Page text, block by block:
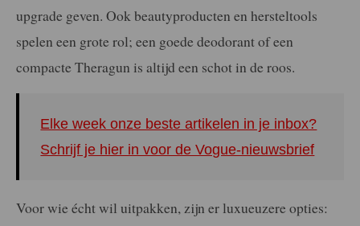
upgrade geven. Ook beautyproducten en hersteltools
spelen een grote rol; een goede deodorant of een
compacte Theragun is altijd een schot in de roos.
Elke week onze beste artikelen in je inbox?
Schrijf je hier in voor de Vogue-nieuwsbrief
Voor wie écht wil uitpakken, zijn er luxueuzere opties: